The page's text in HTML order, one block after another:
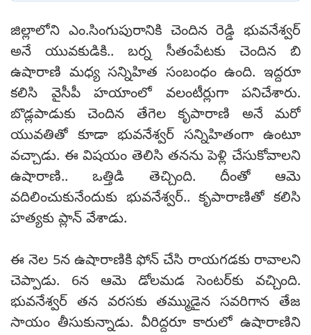
జిల్లాలోని ఎం.సింగుపురానికి చెందిన రెడ్డి భువనేశ్వర్
అనే యువకుడికి.. బర్న సీతంపేటకు చెందిన బి
ఉషారాణి మధ్య సన్నిహిత సంబంధం ఉంది. ఇద్దరూ
కలిసి వైసీపీ హయాంలో వలంటీర్లుగా పనిచేశారు.
బొడ్లపాడుకు చెందిన తేగెల కృపారాణి అనే మరో
యువతితో కూడా భువనేశ్వర్ సన్నిహితంగా ఉంటూ
వచ్చాడు. ఈ విషయం తెలిసి తనను పెళ్లి చేసుకోవాలని
ఉషారాణి.. ఒత్తిడి తెచ్చింది. దీంతో ఆమె
వదిలించుకునేందుకు భువనేశ్వర్.. కృపారాణితో కలిసి
హత్యకు ప్లాన్ వేశాడు.
ఈ నెల 5న ఉషారాణికి ఫోన్ చేసి రాయగడకు రావాలని
చెప్పాడు. 6న ఆమె డోలమడ సెంటర్‌కు వచ్చింది.
భువనేశ్వర్ తన వరసకు తమ్ముడైన సవరిగాన తేజ
సాయం తీసుకున్నాడు. వీరిద్దరూ కారులో ఉషారాణిని